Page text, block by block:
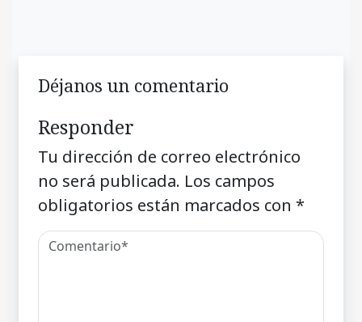
Déjanos un comentario
Responder
Tu dirección de correo electrónico
no será publicada. Los campos
obligatorios están marcados con *